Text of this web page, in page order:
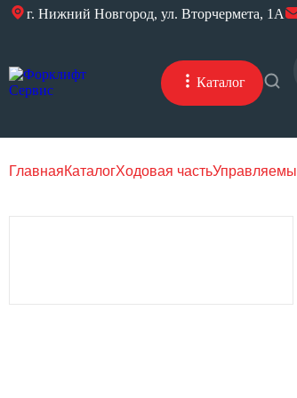
г. Нижний Новгород, ул. Вторчермета, 1А
Каталог
ГлавнаяКаталогХодовая часть